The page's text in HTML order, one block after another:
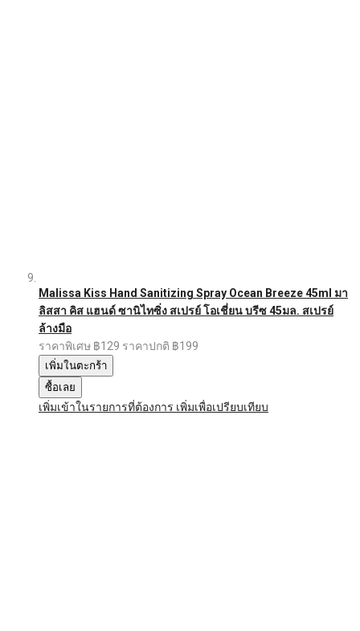
Malissa Kiss Hand Sanitizing Spray Ocean Breeze 45ml มา
ลิสสา คิส แฮนด์ ซานิไทซิ่ง สเปรย์ โอเชี่ยน บรีซ 45มล. สเปรย์
ล้างมือ
ราคาพิเศษ ฿129 ราคาปกติ ฿199
เพิ่มในตะกร้า
ซื้อเลย
เพิ่มเข้าในรายการที่ต้องการ เพิ่มเพื่อเปรียบเทียบ